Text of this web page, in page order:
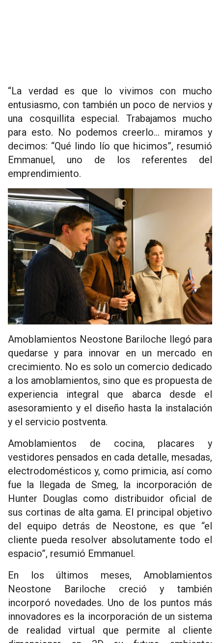
“La verdad es que lo vivimos con mucho
entusiasmo, con también un poco de nervios y
una cosquillita especial. Trabajamos mucho
para esto. No podemos creerlo… miramos y
decimos: “Qué lindo lío que hicimos”, resumió
Emmanuel, uno de los referentes del
emprendimiento.
Amoblamientos Neostone Bariloche llegó para
quedarse y para innovar en un mercado en
crecimiento. No es solo un comercio dedicado
a los amoblamientos, sino que es propuesta de
experiencia integral que abarca desde el
asesoramiento y el diseño hasta la instalación
y el servicio postventa.
Amoblamientos de cocina, placares y
vestidores pensados en cada detalle, mesadas,
electrodomésticos y, como primicia, así como
fue la llegada de Smeg, la incorporación de
Hunter Douglas como distribuidor oficial de
sus cortinas de alta gama. El principal objetivo
del equipo detrás de Neostone, es que “el
cliente pueda resolver absolutamente todo el
espacio”, resumió Emmanuel.
En los últimos meses, Amoblamientos
Neostone Bariloche creció y también
incorporó novedades. Uno de los puntos más
innovadores es la incorporación de un sistema
de realidad virtual que permite al cliente